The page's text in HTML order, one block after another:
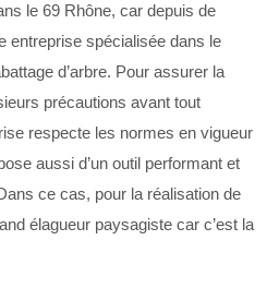
le 69 Rhône, car depuis de
entreprise spécialisée dans le
d’arbre. Pour assurer la
précautions avant tout
respecte les normes en vigueur
aussi d’un outil performant et
ce cas, pour la réalisation de
élagueur paysagiste car c’est la